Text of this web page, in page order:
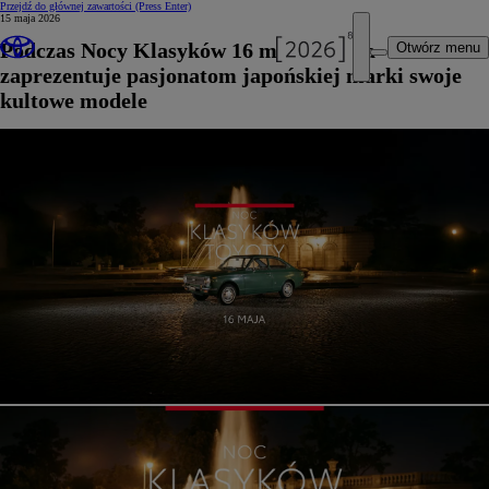
Przejdź do głównej zawartości (Press Enter)
Otwórz menu
15 maja 2026
Podczas Nocy Klasyków 16 maja Toyota
zaprezentuje pasjonatom japońskiej marki swoje
kultowe modele